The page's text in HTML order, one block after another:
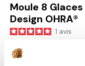
Moule 8 Glaces
Design OHRA®
1 avis
46,90 €